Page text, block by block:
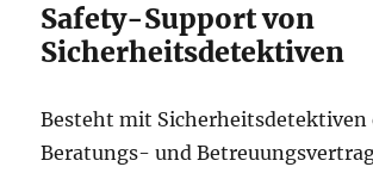
Safety-Support von
Sicherheitsdetektiven
Besteht mit Sicherheitsdetektiven
Beratungs- und